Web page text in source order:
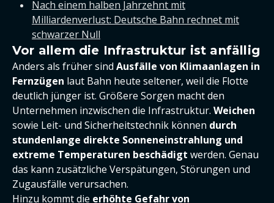
Nach einem halben Jahrzehnt mit
Milliardenverlust: Deutsche Bahn rechnet mit
schwarzer Null
Vor allem die Infrastruktur ist anfällig
Anders als früher sind Ausfälle von Klimaanlagen in
Fernzügen laut Bahn heute seltener, weil die Flotte
deutlich jünger ist. Größere Sorgen macht den
Unternehmen inzwischen die Infrastruktur. Weichen
sowie Leit- und Sicherheitstechnik können durch
stundenlange direkte Sonneneinstrahlung und
extreme Temperaturen beschädigt werden. Genau
das kann zusätzliche Verspätungen, Störungen und
Zugausfälle verursachen.
Hinzu kommt die erhöhte Gefahr von